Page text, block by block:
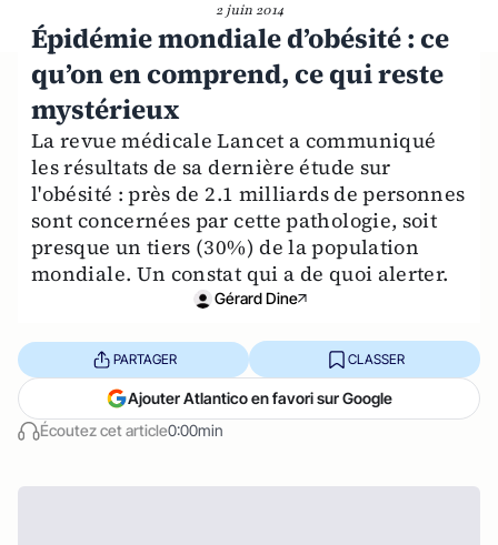
2 juin 2014
Épidémie mondiale d’obésité : ce
qu’on en comprend, ce qui reste
mystérieux
La revue médicale Lancet a communiqué
les résultats de sa dernière étude sur
l'obésité : près de 2.1 milliards de personnes
sont concernées par cette pathologie, soit
presque un tiers (30%) de la population
mondiale. Un constat qui a de quoi alerter.
Gérard Dine
Écoutez cet article0:00min
PARTAGER CLASSER
Ajouter Atlantico en favori sur Google